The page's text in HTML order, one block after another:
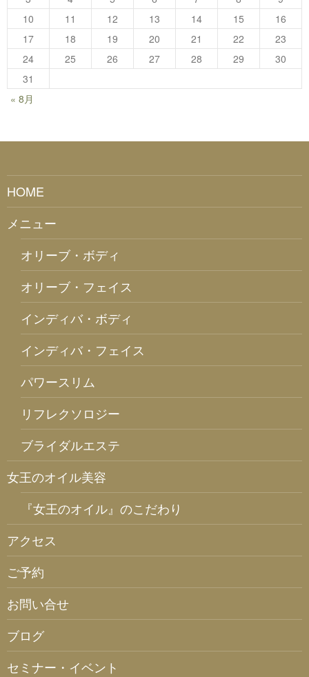
10
11 12 13 14 15
16
17
18 19 20 21 22
23
24
25 26 27 28 29
30
31
« 8月
HOME
メニュー
オリーブ・ボディ
オリーブ・フェイス
インディバ・ボディ
インディバ・フェイス
パワースリム
リフレクソロジー
ブライダルエステ
女王のオイル美容
『女王のオイル』のこだわり
アクセス
ご予約
お問い合せ
ブログ
セミナー・イベント